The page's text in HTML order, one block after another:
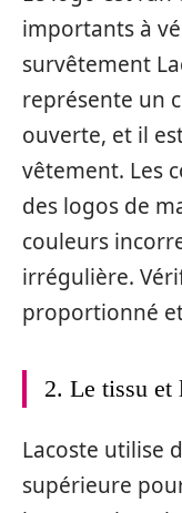
importants à
survêtement
représente un
ouverte, et il
vêtement. Les
des logos de
couleurs
irrégulière.
proportionné
2. Le tissu et
Lacoste utilise
supérieure